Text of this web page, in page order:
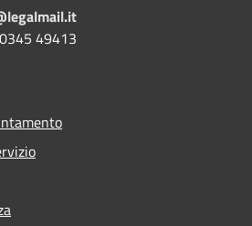
49413